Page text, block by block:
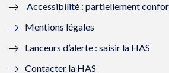
t
r
e
ê
r
t
e
Accessibilité : partiellement
Mentions légales
Lanceurs d’alerte : saisir la HAS
Contacter la HAS